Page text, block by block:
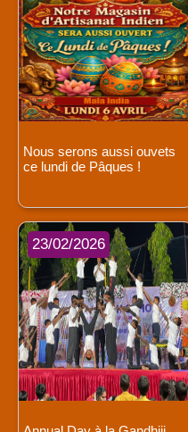
Nous serons aussi ouvets
ce lundi de Pâques !
23/02/2026